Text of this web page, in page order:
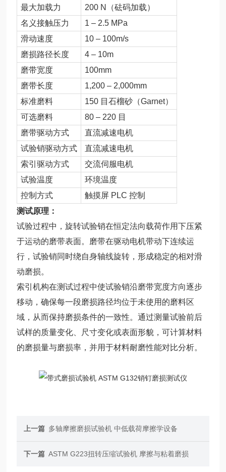
最大加载力
200 N（砝码加载）
名义接触压力
1 – 2.5 MPa
滑动速度
10 – 100m/s
磨损路径长度
4 – 10m
磨带宽度
100mm
磨带长度
1,200 – 2,000mm
标准磨料
150 目石榴砂（Garnet）
可选磨料
80 – 220 目
磨带驱动方式
直流减速电机
试验销驱动方式
直流减速电机
索引驱动方式
交流伺服电机
试验温度
环境温度
控制方式
触摸屏 PLC 控制
测试原理：
试验过程中，旋转试验销在恒定法向载荷作用下压紧
于运动的磨带表面。磨带在驱动电机带动下连续运
行，试验销同时绕自身轴线旋转，形成稳定的相对滑
动磨损。
索引机构在测试过程中使试验销沿磨带宽度方向逐步
移动，确保每一段磨损路径均位于未使用的磨料区
域，从而保持磨损条件的一致性。通过测量试验前后
试样的质量变化、尺寸变化或表面形貌，可计算材料
的磨损量与磨损率，并用于材料耐磨性能对比分析。
上一篇 多轴摩擦磨损试验机 中低载荷摩擦学设备
下一篇 ASTM G223扭转压缩试验机 摩擦与粘着磨损